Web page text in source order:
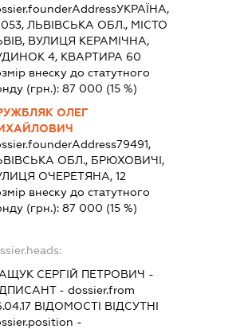
УКРАЇНА,
ЛЬВІВСЬКА ОБЛ., МІСТО
ВУЛИЦЯ КЕРАМІЧНА,
4, КВАРТИРА 60
внеску до статутного
(грн.): 87 000 (15 %)
ОЛЕГ
79491,
ОБЛ., БРЮХОВИЧІ,
ОЧЕРЕТЯНА, 12
внеску до статутного
(грн.): 87 000 (15 %)
СЕРГІЙ ПЕТРОВИЧ -
- dossier.from
ВІДОМОСТІ ВІДСУТНІ
-